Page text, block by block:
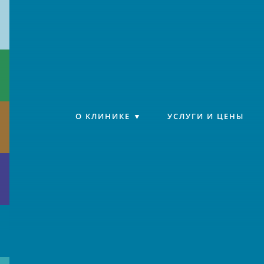
О КЛИНИКЕ УСЛУГИ И ЦЕНЫ